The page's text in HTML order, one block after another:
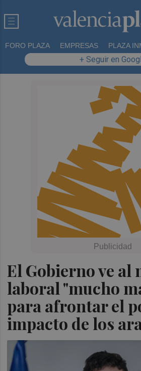
FORO PLAZA EMPRESAS PLAZA
+ Seguir en
El Gobierno ve al
laboral "mucho
para afrontar el
impacto de los